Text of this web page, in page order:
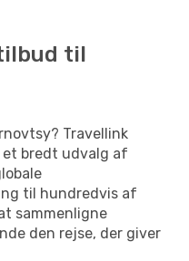
til
Travellink
bredt udvalg af
til hundredvis af
sammenligne
den rejse, der giver